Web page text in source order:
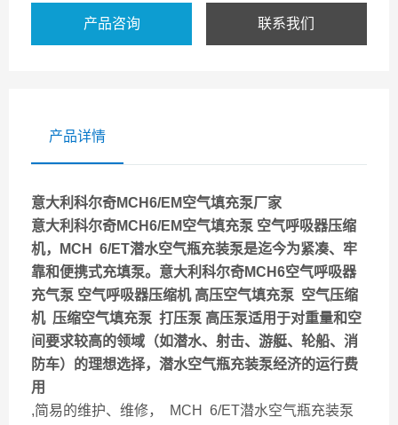
产品咨询 联系我们
产品详情
意大利科尔奇MCH6/EM空气填充泵厂家
意大利科尔奇MCH6/EM空气填充泵 空气呼吸器压缩
机，MCH 6/ET潜水空气瓶充装泵是迄今为紧凑、牢
靠和便携式充填泵。意大利科尔奇MCH6空气呼吸器
充气泵 空气呼吸器压缩机 高压空气填充泵 空气压缩
机 压缩空气填充泵 打压泵 高压泵适用于对重量和空
间要求较高的领域（如潜水、射击、游艇、轮船、消
防车）的理想选择，潜水空气瓶充装泵经济的运行费
用
,简易的维护、维修， MCH 6/ET潜水空气瓶充装泵